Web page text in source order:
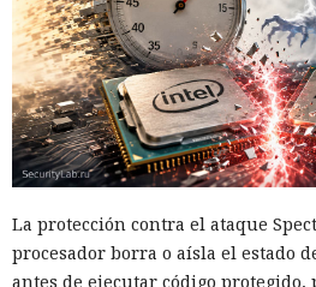
La protección contra el ataque
procesador borra o aísla el estado
antes de ejecutar código protegido,